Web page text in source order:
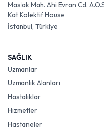
Maslak Mah. Ahi Evran Cd.
Kat Kolektif House
İstanbul, Türkiye
SAĞLIK
Uzmanlar
Uzmanlık Alanları
Hastalıklar
Hizmetler
Hastaneler